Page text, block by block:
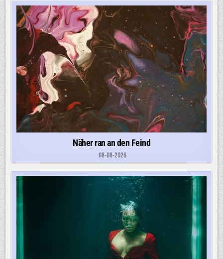
Näher ran an den Feind
08-08-2026